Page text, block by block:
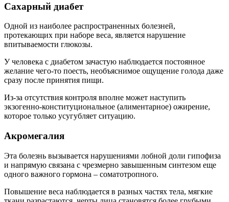
Сахарный диабет
Одной из наиболее распространенных болезней,
протекающих при наборе веса, является нарушение
впитываемости глюкозы.
У человека с диабетом зачастую наблюдается постоянное
желание чего-то поесть, необъяснимое ощущение голода даже
сразу после принятия пищи.
Из-за отсутствия контроля вполне может наступить
экзогенно-конституциональное (алиментарное) ожирение,
которое только усугубляет ситуацию.
Акромегалия
Эта болезнь вызывается нарушениями лобной доли гипофиза
и напрямую связана с чрезмерно завышенным синтезом еще
одного важного гормона – соматотропного.
Повышение веса наблюдается в разных частях тела, мягкие